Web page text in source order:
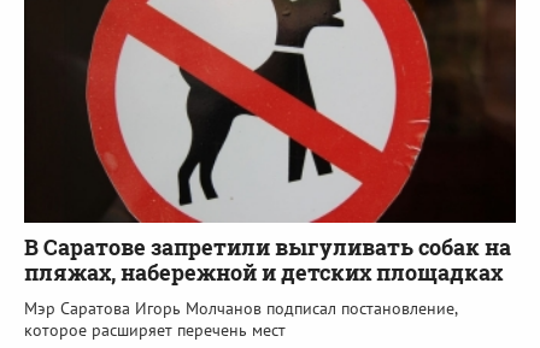
В Саратове запретили выгуливать собак на
пляжах, набережной и детских площадках
Мэр Саратова Игорь Молчанов подписал постановление,
которое расширяет перечень мест